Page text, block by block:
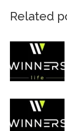
Related